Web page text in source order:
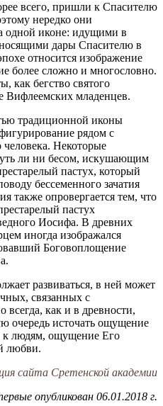
всего, пришли к Спасителю
нередко они
одной иконе: идущими в
дары Спасителю в
относится изображение
более сложно и многословно.
как бегство святого
Вифлеемских младенцев.
традиционной иконы
рядом с
Некоторые
ли ни бесом, искушающим
пастух, который
бессеменного зачатия
также опровергается тем, что
пастух
Иосифа. В древних
иногда изображался
Боговоплощение
развиваться, в ней может
связанных с
как и в древности,
очередь источать ощущение
к людям, ощущение Его
любви.
сайта Сретенской академии
опубликован 06.01.2018 г.